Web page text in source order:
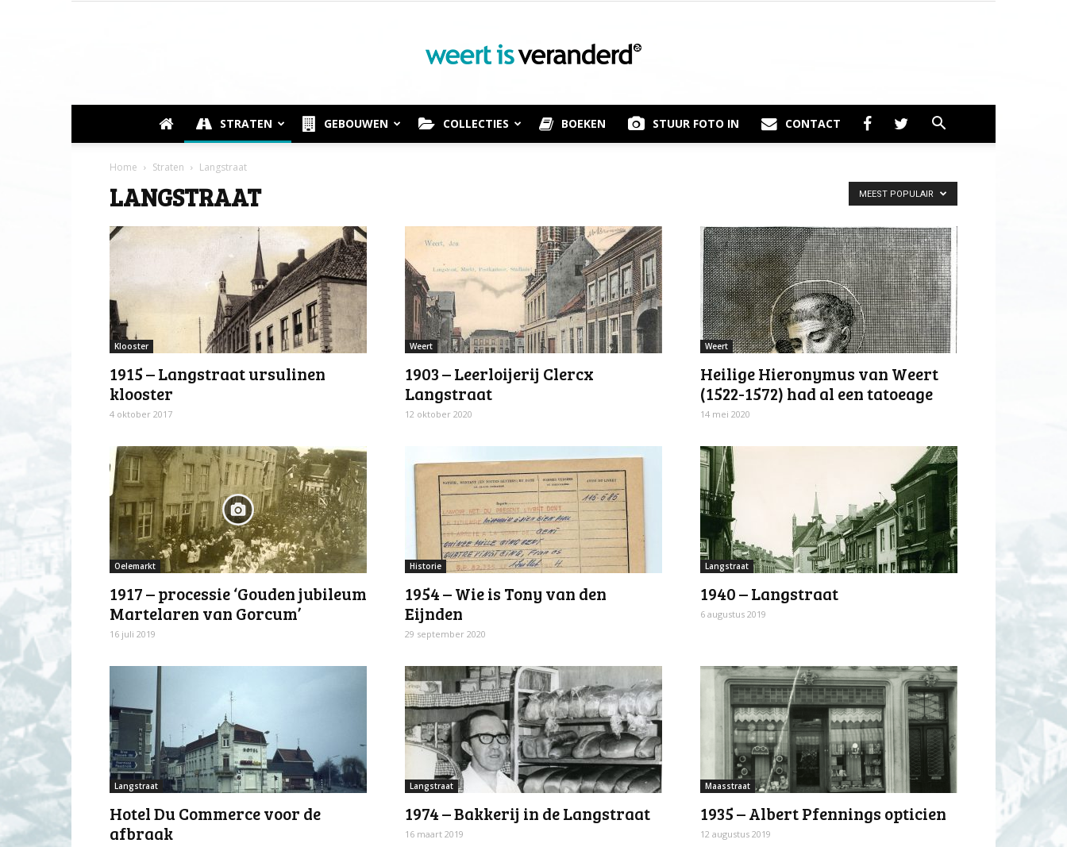
Weert
is
Veranderd
STRATEN GEBOUWEN COLLECTIES BOEKEN STUUR FOTO IN CONTACT
Home Straten Langstraat
LANGSTRAAT MEEST POPULAIR
Klooster
1915 – Langstraat ursulinen
klooster
4 oktober 2017
Weert
1903 – Leerloijerij Clercx
Langstraat
12 oktober 2020
Weert
Heilige Hieronymus van Weert
(1522-1572) had al een tatoeage
14 mei 2020
Oelemarkt
1917 – processie ‘Gouden jubileum
Martelaren van Gorcum’
16 juli 2019
Historie
1954 – Wie is Tony van den
Eijnden
29 september 2020
Langstraat
1940 – Langstraat
6 augustus 2019
Langstraat
Hotel Du Commerce voor de
afbraak
Langstraat
1974 – Bakkerij in de Langstraat
16 maart 2019
Maasstraat
1935 – Albert Pfennings opticien
12 augustus 2019